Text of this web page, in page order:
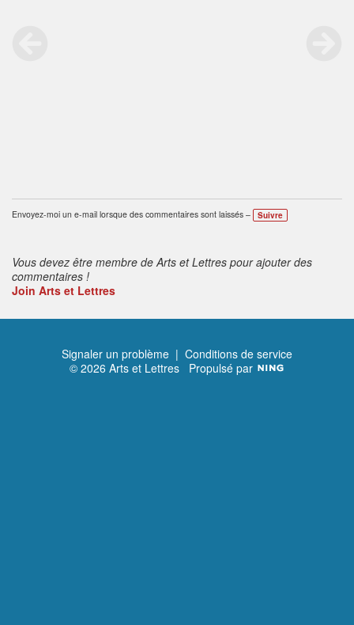
Envoyez-moi un e-mail lorsque des commentaires sont laissés – Suivre
Vous devez être membre de Arts et Lettres pour ajouter des
commentaires !
Join Arts et Lettres
Signaler un problème | Conditions de service
© 2026 Arts et Lettres Propulsé par